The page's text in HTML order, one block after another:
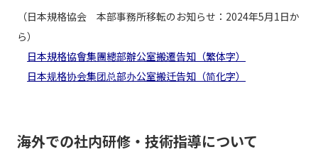
（日本規格協会 本部事務所移転のお知らせ：2024年5月1日か
ら）
日本規格協會集團總部辦公室搬遷告知（繁体字）
日本规格协会集团总部办公室搬迁告知（简化字）
海外での社内研修・技術指導について